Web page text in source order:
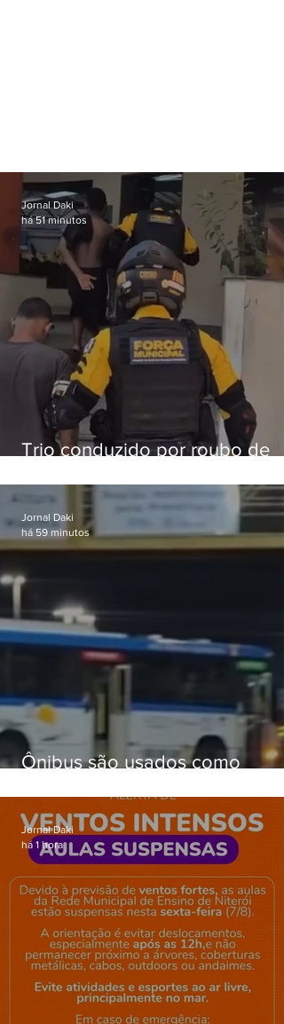
Trio conduzido por roubo de
passagens
Jornal Daki
há 51 minutos
Ônibus são usados como
Gardênia Azul
Jornal Daki
há 59 minutos
Jornal Daki
há 1 hora